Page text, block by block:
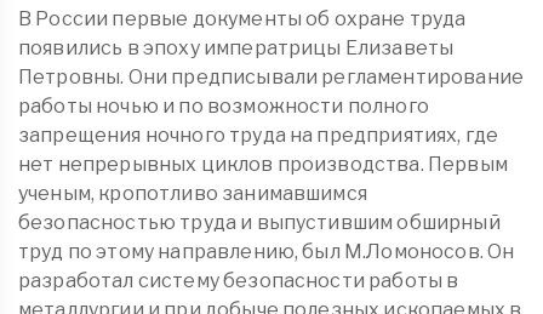
В России первые документы об охране труда
появились в эпоху императрицы Елизаветы
Петровны. Они предписывали регламентирование
работы ночью и по возможности полного
запрещения ночного труда на предприятиях, где
нет непрерывных циклов производства. Первым
ученым, кропотливо занимавшимся
безопасностью труда и выпустившим обширный
труд по этому направлению, был М.Ломоносов. Он
разработал систему безопасности работы в